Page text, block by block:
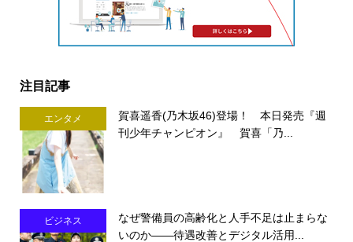
注目記事
エンタメ
賀喜遥香(乃木坂46)登場！ 本日発売『週
刊少年チャンピオン』 賀喜「乃...
ビジネス
なぜ警備員の高齢化と人手不足は止まらな
いのか――待遇改善とデジタル活用...